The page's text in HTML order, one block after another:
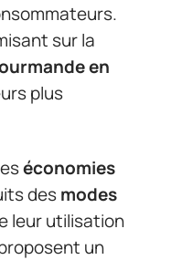
sur la
en
plus
économies
desmodes
leur utilisation
un